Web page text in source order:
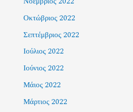
Οκτώβριος 2022
Σεπτέμβριος 2022
Ιούλιος 2022
Ιούνιος 2022
Μάιος 2022
Μάρτιος 2022